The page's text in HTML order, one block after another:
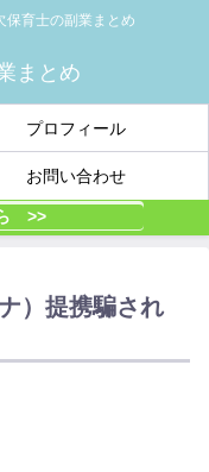
保育士の副業まとめ
プロフィール
お問い合わせ
ら >>
）提携騙され